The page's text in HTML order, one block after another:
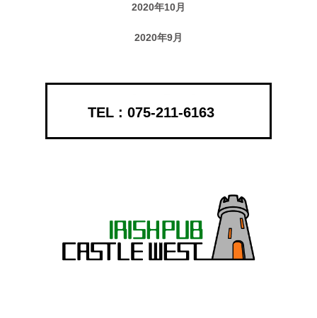
2020年10月
2020年9月
075-211-6163